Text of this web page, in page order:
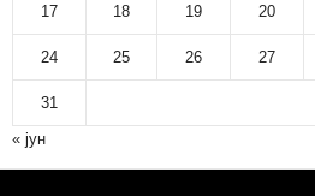
17 18 19 20
24 25 26 27
31
« јун